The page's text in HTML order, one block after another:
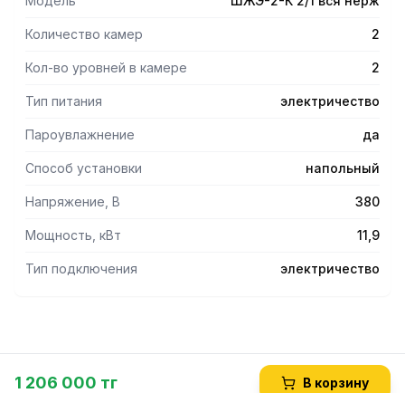
-Функция принудительной конвекции и пароувлажнения.
- Все элементы конструкции, в том числе и сама рабочая
- Регулируемые по высоте ножки.
Количество камер 2
Кол-во уровней в камере 2
Тип питания электричество
Пароувлажнение да
Способ установки напольный
Напряжение, В 380
Мощность, кВт 11,9
Тип подключения электричество
1 206 000 тг В корзину